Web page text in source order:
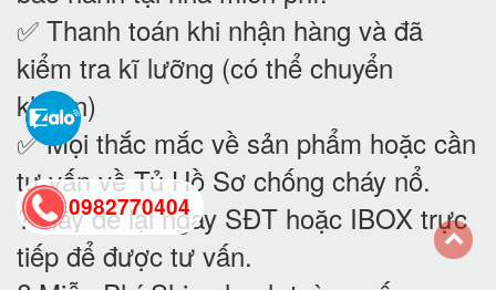
✅ Thanh toán khi nhận hàng và đã
kiểm tra kĩ lưỡng (có thể chuyển
khoản)
✅ Mọi thắc mắc về sản phẩm hoặc cần
tư vấn về Tủ Hồ Sơ chống cháy nổ.
? Hãy để lại ngay SĐT hoặc IBOX trực
tiếp để được tư vấn.
0982770404